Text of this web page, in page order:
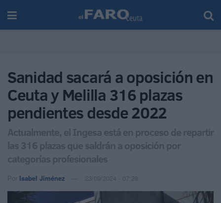
Sanidad sacará a oposición en
Ceuta y Melilla 316 plazas
pendientes desde 2022
Actualmente, el Ingesa está en proceso de repartir
las 316 plazas que saldrán a oposición por
categorías profesionales
Por Isabel Jiménez 23/09/2024 - 07:28